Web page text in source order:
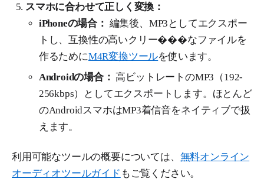
スマホに合わせて正しく変換：
iPhoneの場合： 編集後、MP3としてエクスポー
トし、互換性の高いクリー���なファイルを
作るためにM4R変換ツールを使います。
Androidの場合： 高ビットレートのMP3（192-
256kbps）としてエクスポートします。ほとんど
のAndroidスマホはMP3着信音をネイティブで扱
えます。
利用可能なツールの概要については、 無料オンライン
オーディオツールガイド もご覧ください。